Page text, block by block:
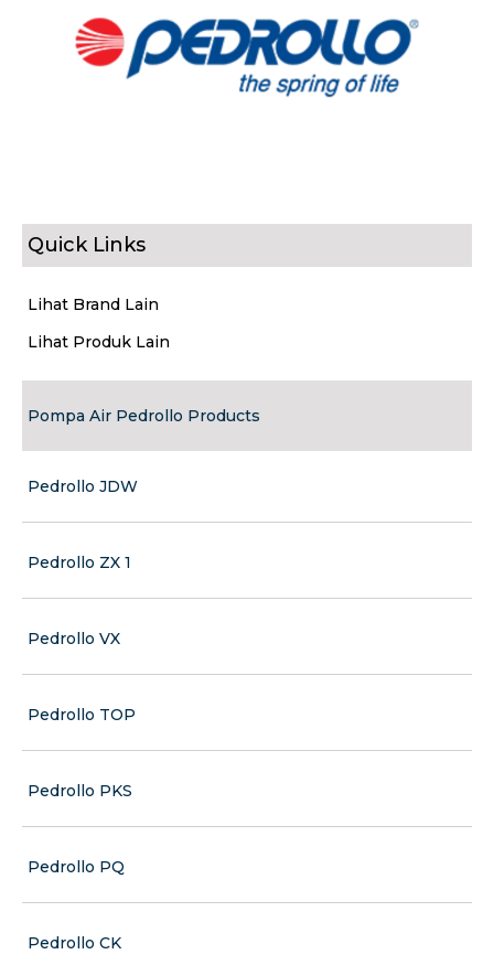
Quick Links
Lihat Brand Lain
Lihat Produk Lain
Pompa Air Pedrollo Products
Pedrollo JDW
Pedrollo ZX 1
Pedrollo VX
Pedrollo TOP
Pedrollo PKS
Pedrollo PQ
Pedrollo CK